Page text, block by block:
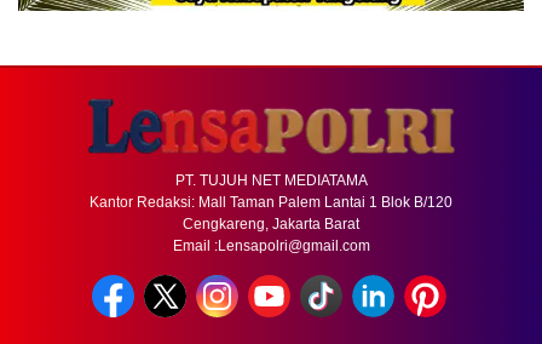
PT. TUJUH NET MEDIATAMA
Kantor Redaksi: Mall Taman Palem Lantai 1 Blok B/120
Cengkareng, Jakarta Barat
Email :Lensapolri@gmail.com